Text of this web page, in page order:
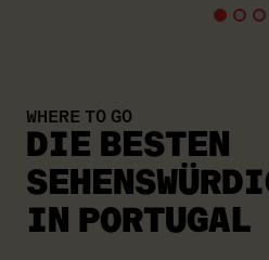
WHERE TO GO
DIE BESTEN
IN PORTUGAL